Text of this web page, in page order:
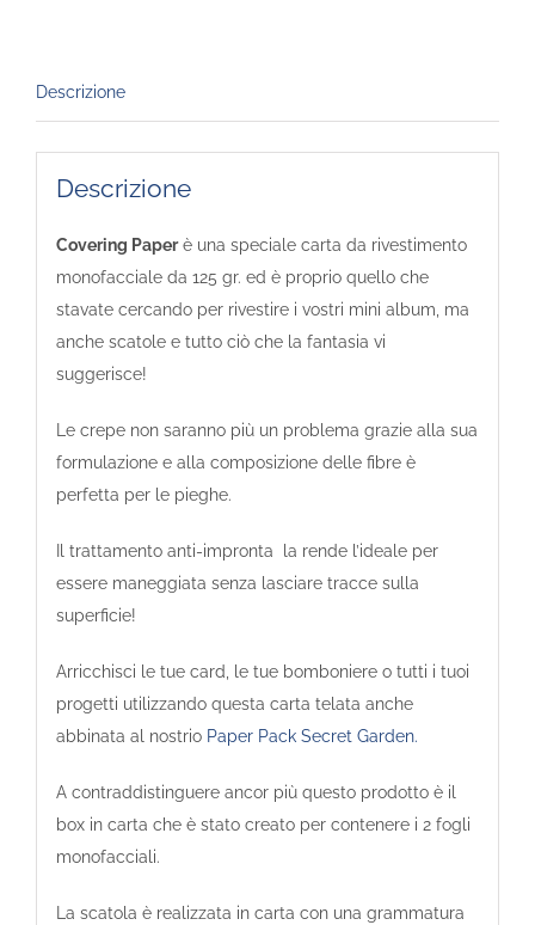
Descrizione
Descrizione
Covering Paperè una speciale carta da rivestimento
monofacciale da 125 gr. ed è proprio quello che
stavate cercando per rivestire i vostri mini album, ma
anche scatole e tutto ciò che la fantasia vi
suggerisce!
Le crepe non saranno più un problema grazie alla sua
formulazione e alla composizione delle fibre è
perfetta per le pieghe.
Il trattamento anti-impronta la rende l’ideale per
essere maneggiata senza lasciare tracce sulla
superficie!
Arricchisci le tue card, le tue bomboniere o tutti i tuoi
progetti utilizzando questa carta telata anche
abbinata al nostrio Paper Pack Secret Garden.
A contraddistinguere ancor più questo prodotto è il
box in carta che è stato creato per contenere i 2 fogli
monofacciali.
La scatola è realizzata in carta con una grammatura